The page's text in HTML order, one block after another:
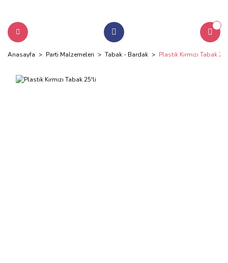
Anasayfa Parti Malzemeleri Tabak - Bardak Plastik Kırmızı Tabak